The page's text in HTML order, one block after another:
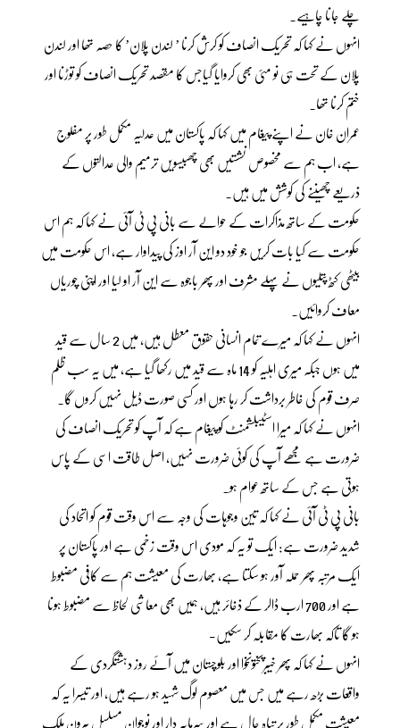
چلے جانا چاہیے۔
انہوں نے کہا کہ تحریک انصاف کو کرش کرنا ’ لندن پلان’ کا حصہ تھا اور لندن
پلان کے تحت ہی نو مئی بھی کروایا گیاجس کا مقصد تحریک انصاف کو توڑنا اور
ختم کرنا تھا۔
عمران خان نے اپنے پیغام میں کہا کہ پاکستان میں عدلیہ مکمل طور پر مفلوج
ہے، اب ہم سے مخصوص نشستیں بھی چھبیسویں ترمیم والی عدالتوں کے
ذریعے چھیننے کی کوشش میں ہیں۔
حکومت کے ساتھ مذاکرات کے حوالے سے بانی پی ٹی آئی نے کہا کہ ہم اس
حکومت سے کیا بات کریں جو خود دو این آر اوز کی پیداوار ہے، اس حکومت میں
بیٹھی کٹھ پتلیوں نے پہلے مشرف اور پھر باجوہ سے این آر او لیا اور اپنی چوریاں
معاف کروائیں۔
انہوں نے کہا کہ میرے تمام انسانی حقوق معطل ہیں، میں 2 سال سے قید
میں ہوں جبکہ میری اہلیہ کو 14 ماہ سے قید میں رکھا گیا ہے، میں یہ سب ظلم
صرف قوم کی خاطر برداشت کر رہا ہوں اور کسی صورت ڈیل نہیں کروں گا۔
انہوں نے کہا کہ میرا اسٹیبلشمنٹ کو پیغام ہے کہ آپ کو تحریک انصاف کی
ضرورت ہے مجھے آپ کی کوئی ضرورت نہیں، اصل طاقت اسی کے پاس
ہوتی ہے جس کے ساتھ عوام ہو۔
بانی پی ٹی آئی نے کہا کہ تین وجوہات کی وجہ سے اس وقت قوم کو اتحاد کی
شدید ضرورت ہے: ایک تو یہ کہ مودی اس وقت زخمی ہے اور پاکستان پر
ایک مرتبہ پھر حملہ آور ہو سکتا ہے، بھارت کی معیشت ہم سے کافی مضبوط
ہے اور 700 ارب ڈالر کے ذخائر ہیں، ہمیں بھی معاشی لحاظ سے مضبوط ہونا
ہو گا تاکہ بھارت کا مقابلہ کر سکیں-
انہوں نے کہا کہ پھر خیبرپختونخوا اور بلوچستان میں آئے روز دہشتگردی کے
واقعات بڑھ رہے میں جس میں معصوم لوگ شہید ہو رہے ہیں، اور تیسرا یہ کہ